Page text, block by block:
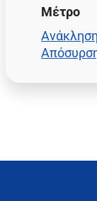
Μέτρο